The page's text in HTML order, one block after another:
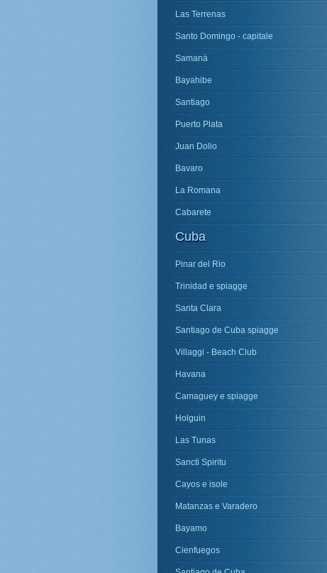
Las Terrenas
Santo Domingo - capitale
Samanà
Bayahibe
Santiago
Puerto Plata
Juan Dolio
Bavaro
La Romana
Cabarete
Cuba
Pinar del Rio
Trinidad e spiagge
Santa Clara
Santiago de Cuba spiagge
Villaggi - Beach Club
Havana
Camaguey e spiagge
Holguin
Las Tunas
Sancti Spiritu
Cayos e isole
Matanzas e Varadero
Bayamo
Cienfuegos